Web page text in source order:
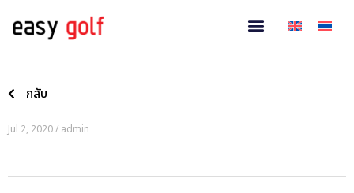
กลับ
Jul 2, 2020 / admin